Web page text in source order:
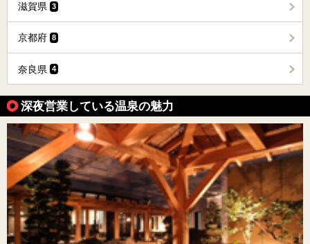
滋賀県 3
京都府 8
奈良県 4
深夜営業している温泉の魅力